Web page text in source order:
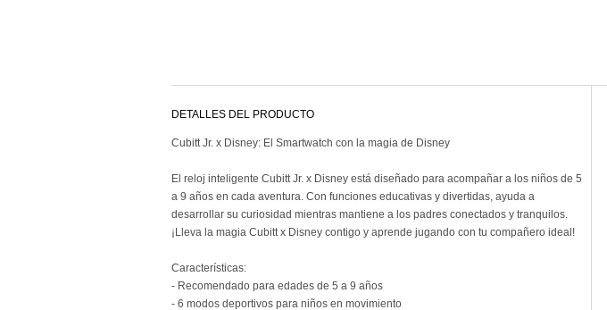
DETALLES DEL PRODUCTO
Cubitt Jr. x Disney: El Smartwatch con la magia de Disney
El reloj inteligente Cubitt Jr. x Disney está diseñado para acompañar a los niños de 5
a 9 años en cada aventura. Con funciones educativas y divertidas, ayuda a
desarrollar su curiosidad mientras mantiene a los padres conectados y tranquilos.
¡Lleva la magia Cubitt x Disney contigo y aprende jugando con tu compañero ideal!
Características:
- Recomendado para edades de 5 a 9 años
- 6 modos deportivos para niños en movimiento